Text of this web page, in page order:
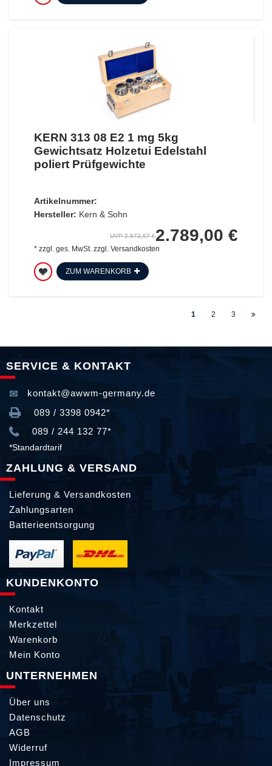
KERN 313 08 E2 1 mg 5kg
Gewichtsatz Holzetui Edelstahl
poliert Prüfgewichte
Artikelnummer:
Hersteller: Kern & Sohn
UVP 2.872,67 €2.789,00 €
* zzgl. ges. MwSt.zzgl. Versandkosten
ZUM WARENKORB
1 2 3
SERVICE & KONTAKT
kontakt@awwm-germany.de
089 / 3398 0942*
089 / 244 132 77*
*Standardtarif
ZAHLUNG & VERSAND
Lieferung & Versandkosten
Zahlungsarten
Batterieentsorgung
KUNDENKONTO
Kontakt
Merkzettel
Warenkorb
Mein Konto
UNTERNEHMEN
Über uns
Datenschutz
AGB
Widerruf
Impressum